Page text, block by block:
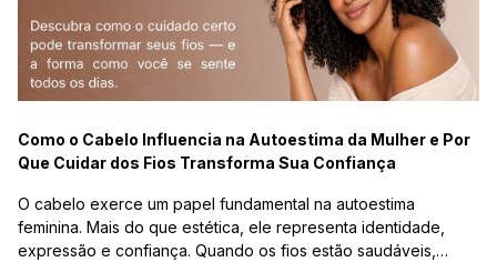
Como o Cabelo Influencia na Autoestima da Mulher e Por
Que Cuidar dos Fios Transforma Sua Confiança
O cabelo exerce um papel fundamental na autoestima
feminina. Mais do que estética, ele representa identidade,
expressão e confiança. Quando os fios estão saudáveis,